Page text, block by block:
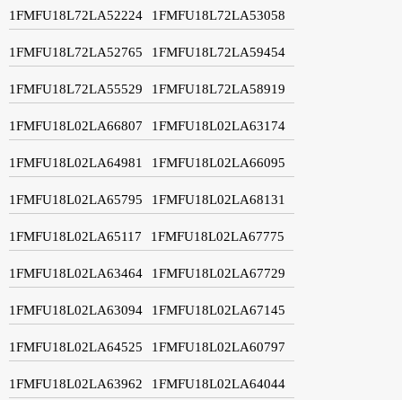
1FMFU18L72LA52224 1FMFU18L72LA53058
1FMFU18L72LA52765 1FMFU18L72LA59454
1FMFU18L72LA55529 1FMFU18L72LA58919
1FMFU18L02LA66807 1FMFU18L02LA63174
1FMFU18L02LA64981 1FMFU18L02LA66095
1FMFU18L02LA65795 1FMFU18L02LA68131
1FMFU18L02LA65117 1FMFU18L02LA67775
1FMFU18L02LA63464 1FMFU18L02LA67729
1FMFU18L02LA63094 1FMFU18L02LA67145
1FMFU18L02LA64525 1FMFU18L02LA60797
1FMFU18L02LA63962 1FMFU18L02LA64044